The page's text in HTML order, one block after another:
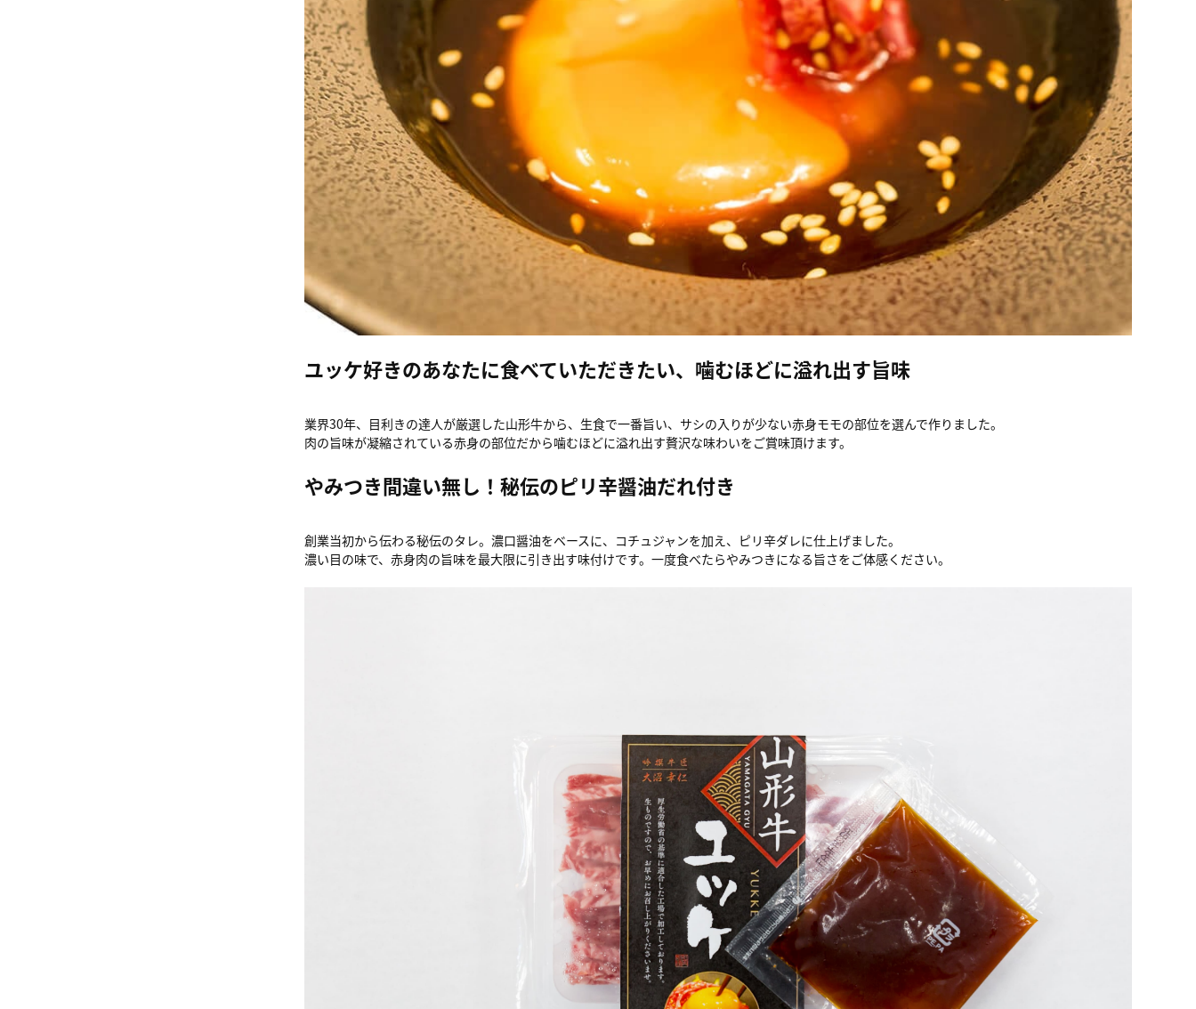
ユッケ好きのあなたに食べていただきたい、噛むほどに溢れ出す旨味
業界30年、目利きの達人が厳選した山形牛から、生食で一番旨い、サシの入りが少ない赤身モモの部位を選んで作りました。
肉の旨味が凝縮されている赤身の部位だから噛むほどに溢れ出す贅沢な味わいをご賞味頂けます。
やみつき間違い無し！秘伝のピリ辛醤油だれ付き
創業当初から伝わる秘伝のタレ。濃口醤油をベースに、コチュジャンを加え、ピリ辛ダレに仕上げました。
濃い目の味で、赤身肉の旨味を最大限に引き出す味付けです。一度食べたらやみつきになる旨さをご体感ください。